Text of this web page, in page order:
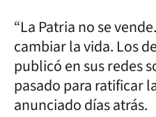
“La Patria no se
cambiar la vida. Los
publicó en sus redes
pasado para ratificar
anunciado días atrás.